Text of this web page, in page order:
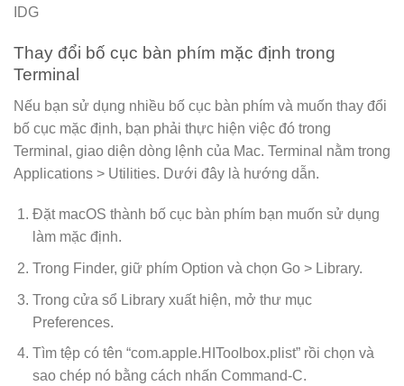
IDG
Thay đổi bố cục bàn phím mặc định trong
Terminal
Nếu bạn sử dụng nhiều bố cục bàn phím và muốn thay đổi
bố cục mặc định, bạn phải thực hiện việc đó trong
Terminal, giao diện dòng lệnh của Mac. Terminal nằm trong
Applications > Utilities. Dưới đây là hướng dẫn.
Đặt macOS thành bố cục bàn phím bạn muốn sử dụng
làm mặc định.
Trong Finder, giữ phím Option và chọn Go > Library.
Trong cửa sổ Library xuất hiện, mở thư mục
Preferences.
Tìm tệp có tên “com.apple.HIToolbox.plist” rồi chọn và
sao chép nó bằng cách nhấn Command-C.